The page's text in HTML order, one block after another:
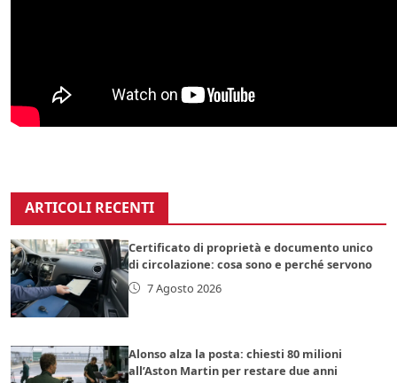
ARTICOLI RECENTI
Certificato di proprietà e documento unico
di circolazione: cosa sono e perché servono
7 Agosto 2026
Alonso alza la posta: chiesti 80 milioni
all’Aston Martin per restare due anni